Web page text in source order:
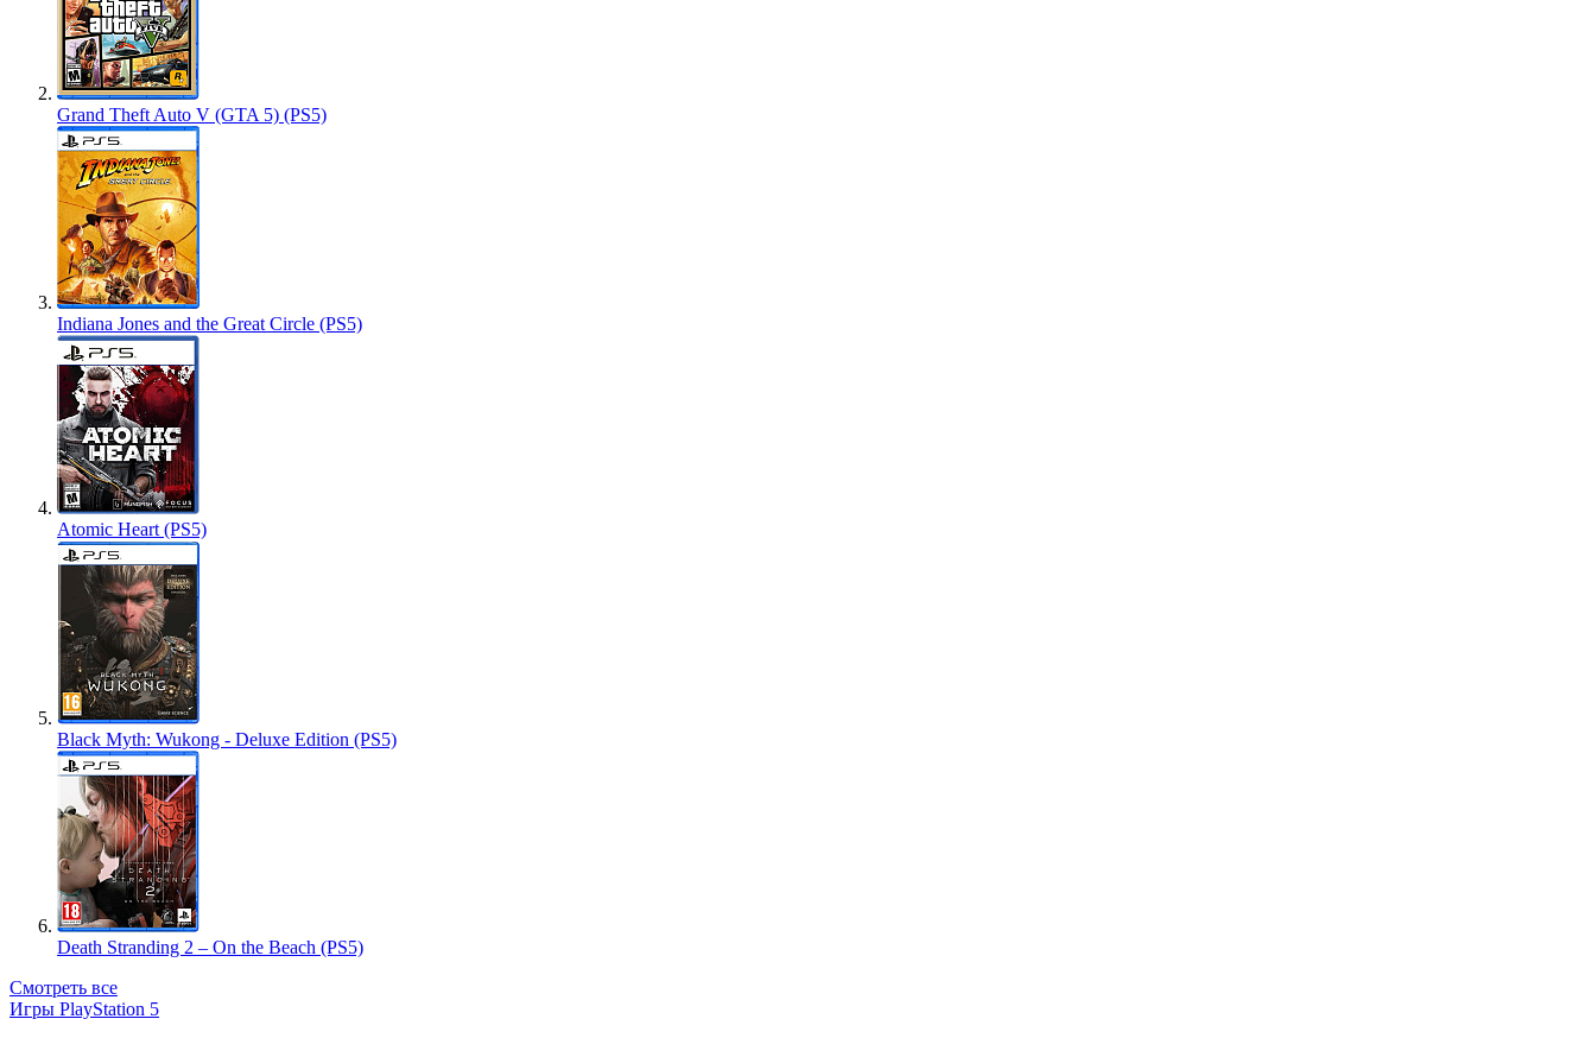
Grand Theft Auto V (GTA 5) (PS5)
Indiana Jones and the Great Circle (PS5)
Atomic Heart (PS5)
Black Myth: Wukong - Deluxe Edition (PS5)
Death Stranding 2 – On the Beach (PS5)
Смотреть все
Игры PlayStation 5